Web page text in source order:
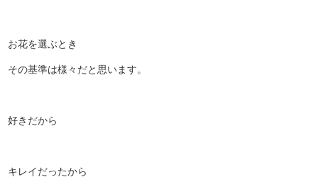
お花を選ぶとき
その基準は様々だと思います。
好きだから
キレイだったから